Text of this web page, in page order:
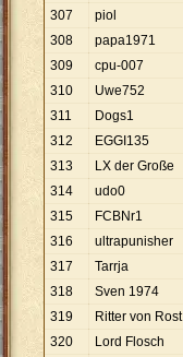
307
piol
308
papa1971
309
cpu-007
310
Uwe752
311
Dogs1
312
EGGI135
313
LX der Große
314
udo0
315
FCBNr1
316
ultrapunisher
317
Tarrja
318
Sven 1974
319
Ritter von Rost
320
Lord Flosch